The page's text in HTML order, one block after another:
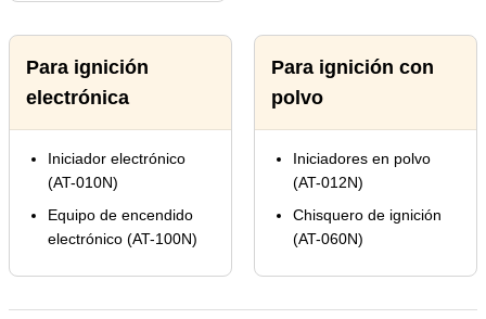
Para ignición
electrónica
Iniciador electrónico
(AT-010N)
Equipo de encendido
electrónico (AT-100N)
Para ignición con
polvo
Iniciadores en polvo
(AT-012N)
Chisquero de ignición
(AT-060N)